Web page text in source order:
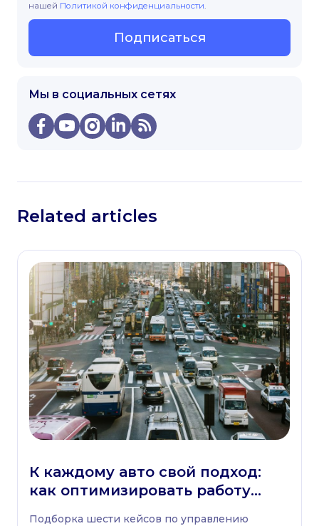
нашей Политикой конфиденциальности.
Подписаться
Мы в социальных сетях
Related articles
К каждому авто свой подход:
как оптимизировать работу
Подборка шести кейсов по управлению